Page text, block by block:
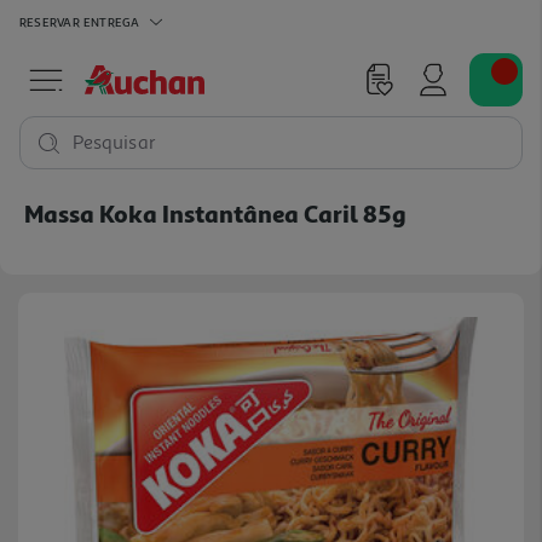
RESERVAR ENTREGA
Pesquisar
Massa Koka Instantânea Caril 85g